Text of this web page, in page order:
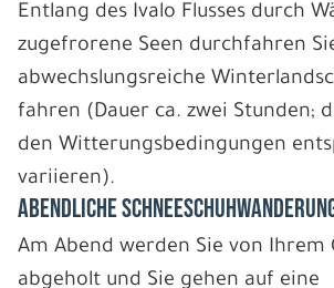
Entlang des Ivalo Flusses durch
zugefrorene Seen durchfahren
abwechslungsreiche
fahren (Dauer ca. zwei Stunden;
den Witterungsbedingungen
variieren).
ABENDLICHE
Am Abend werden Sie von Ihrem
abgeholt und Sie gehen auf eine